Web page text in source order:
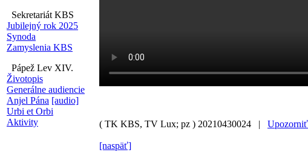
Sekretariát KBS
Jubilejný rok 2025
Synoda
Zamyslenia KBS
Pápež Lev XIV.
Životopis
Generálne audiencie
Anjel Pána [audio]
Urbi et Orbi
Aktivity
( TK KBS, TV Lux; pz ) 20210430024 | Upozorniť
[naspäť]